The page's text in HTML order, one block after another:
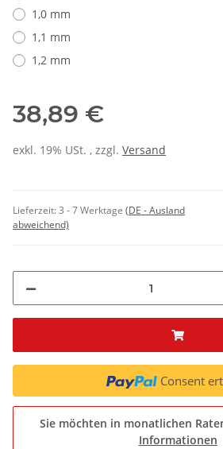
1,0 mm
1,1 mm
1,2 mm
38,89 €
exkl. 19% USt. , zzgl. Versand
Lieferzeit:3 - 7 Werktage (DE - Ausland
abweichend)
Consent
Sie möchten in monatlichen
Informationen